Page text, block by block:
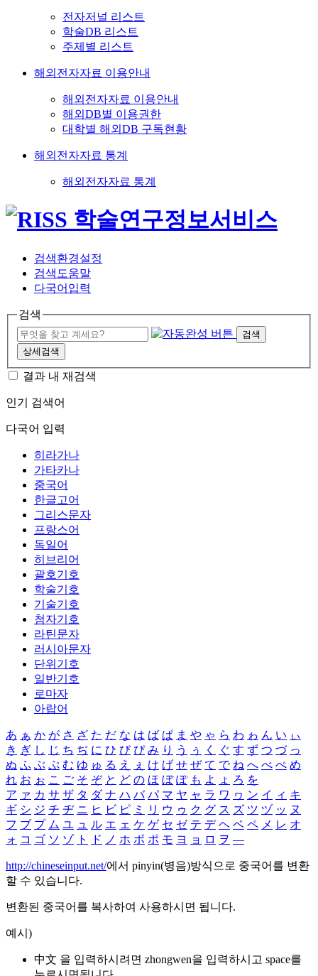
전자저널 리스트
학술DB 리스트
주제별 리스트
해외전자자료 이용안내
해외전자자료 이용안내
해외DB별 이용권한
대학별 해외DB 구독현황
해외전자자료 통계
해외전자자료 통계
검색환경설정
검색도움말
다국어입력
검색
검색
상세검색
결과 내 재검색
인기 검색어
다국어 입력
히라가나
가타카나
중국어
한글고어
그리스문자
프랑스어
독일어
히브리어
괄호기호
학술기호
기술기호
첨자기호
라틴문자
러시아문자
단위기호
일반기호
로마자
아랍어
あ ぁ か が さ ざ た だ な は ば ぱ ま や ゃ ら わ ゎ ん い ぃ
き ぎ し じ ち ぢ に ひ び ぴ み り う ぅ く ぐ す ず つ づ っ
ぬ ふ ぶ ぷ む ゆ ゅ る え ぇ け げ せ ぜ て で ね へ べ ぺ め
れ お ぉ こ ご そ ぞ と ど の ほ ぼ ぽ も よ ょ ろ を
ア ァ カ サ ザ タ ダ ナ ハ バ パ マ ヤ ャ ラ ワ ヮ ン イ ィ キ
ギ シ ジ チ ヂ ニ ヒ ビ ピ ミ リ ウ ゥ ク グ ス ズ ツ ヅ ッ ヌ
フ ブ プ ム ユ ュ ル エ ェ ケ ゲ セ ゼ テ デ ヘ ベ ペ メ レ オ
ォ コ ゴ ソ ゾ ト ド ノ ホ ボ ポ モ ヨ ョ ロ ヲ ―
http://chineseinput.net/에서 pinyin(병음)방식으로 중국어를 변환
할 수 있습니다.
변환된 중국어를 복사하여 사용하시면 됩니다.
예시)
中文 을 입력하시려면 zhongwen을 입력하시고 space를